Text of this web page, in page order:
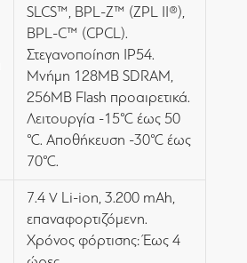
SLCS™, BPL-Z™ (ZPL II®),
BPL-C™ (CPCL).
Στεγανοποίηση IP54.
Μνήμη 128MB SDRAM,
256MB Flash προαιρετικά.
Λειτουργία -15℃ έως 50
℃. Αποθήκευση -30℃ έως
70℃.
7.4 V Li-ion, 3.200 mAh,
επαναφορτιζόμενη.
Χρόνος φόρτισης: Έως 4